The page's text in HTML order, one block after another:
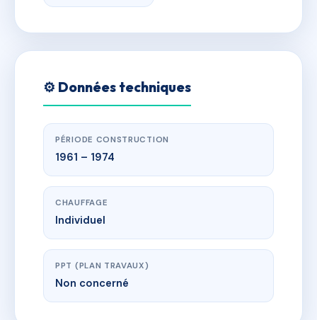
⚙️ Données techniques
PÉRIODE CONSTRUCTION
1961 – 1974
CHAUFFAGE
Individuel
PPT (PLAN TRAVAUX)
Non concerné